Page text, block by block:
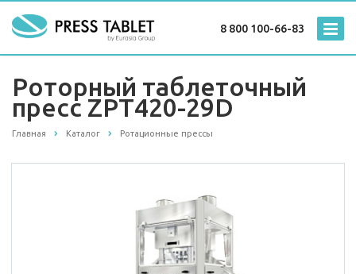
8 800 100-66-83
Роторный таблеточный
пресс ZPT420-29D
Главная Каталог Ротационные прессы